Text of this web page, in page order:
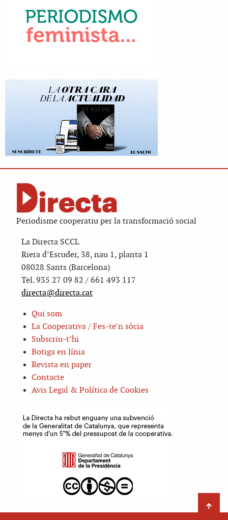
Periodisme cooperatiu per la transformació social
La Directa SCCL
Riera d’Escuder, 38, nau 1, planta 1
08028 Sants (Barcelona)
Tel. 935 27 09 82 / 661 493 117
directa@directa.cat
Qui som
La Cooperativa / Fes-te’n sòcia
Subscriu-t’hi
Botiga en línia
Revista en paper
Contacte
Avis Legal & Política de Cookies